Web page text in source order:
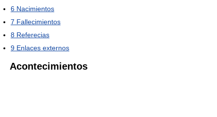
6 Nacimientos
7 Fallecimientos
8 Referecias
9 Enlaces externos
Acontecimientos